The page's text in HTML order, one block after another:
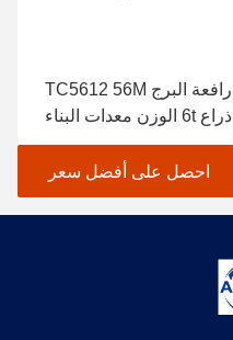
رافعة البرج TC5612 56M
ذراع 6t الوزن معدات البناء
احصل على أفضل سعر